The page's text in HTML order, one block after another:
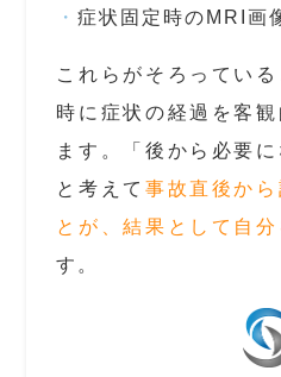
症状固定時のMRI画
これらがそろってい
時に症状の経過を客
ます。「後から必要
と考えて 事故直後か
とが、結果として自
す。